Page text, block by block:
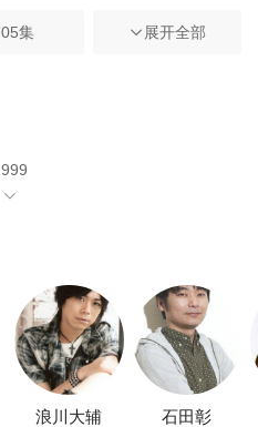
集 第06集
20集 第21集
第24集
展开全部
和哉
胜平
浪川大辅 石田彰